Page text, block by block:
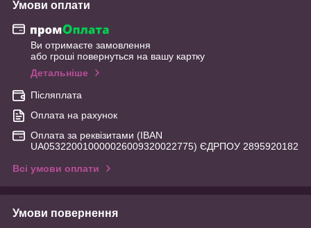
Умови оплати
Ви отримаєте замовлення
або гроші повернуться на вашу картку
Детальніше
Післяплата
Оплата на рахунок
Оплата за реквізитами (IBAN
UA053220010000026009320022775) ЄДРПОУ 2895920182
Всі умови оплати
Умови повернення